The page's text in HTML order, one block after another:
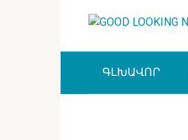
ԳԼԽԱՎՈՐ